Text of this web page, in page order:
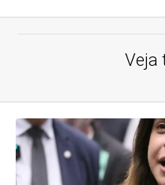
Veja